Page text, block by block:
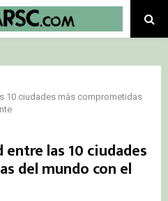
10 ciudades más comprometidas
entre las 10 ciudades
del mundo con el